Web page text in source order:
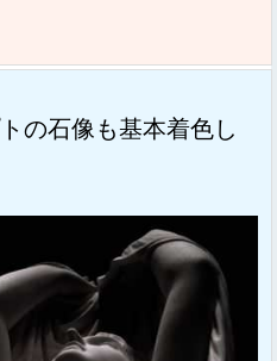
の石像も基本着色し